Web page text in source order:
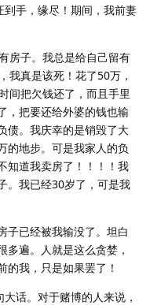
手，缘尽！期间，我前妻
房子。我总是给自己留有
我真是该死！花了50万，
间把欠钱还了，而且手里
，把要还给外婆的钱也输
债。我庆幸的是销毁了大
的地步。可是我家人的负
知道我卖房了！！！！我
。我已经30岁了，可是我
子已经被我输没了。坦白
多遍。人就是这么贪婪，
我，只是如果罢了！
话。对于赌博的人来说，